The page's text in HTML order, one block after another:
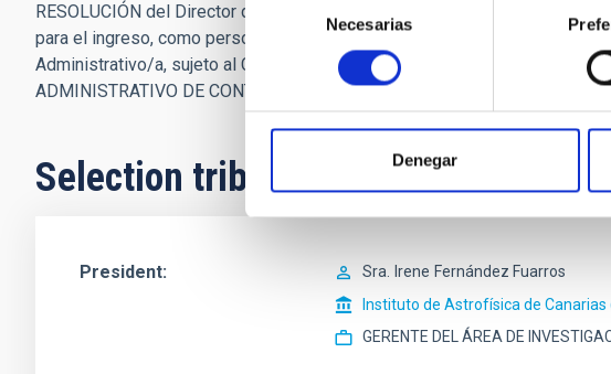
consentimiento
Necesarias
Denegar
RESOLUCIÓN del Director del Consorcio Instituto de Astrofísica de
para el ingreso, como personal laboral fijo, de un puesto de trabajo con
Administrativo/a, sujeto al Convenio Colectivo del Instituto de Astrofísica
ADMINISTRATIVO DE CONTRATACIÓN. Código De Proceso Selectivo
Selection tribunal
President Sra. Irene Fernández Fuarros
Instituto de Astrofísica de Canarias
GERENTE DEL ÁREA DE